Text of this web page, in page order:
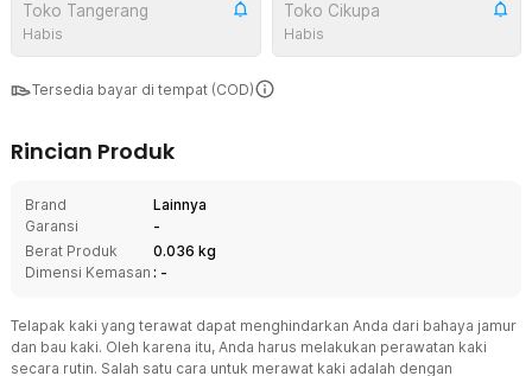
Toko Tangerang
Habis
Toko Cikupa
Habis
Tersedia bayar di tempat (COD)
Rincian Produk
Brand
Lainnya
Garansi
-
Berat Produk
0.036 kg
Dimensi Kemasan : -
Telapak kaki yang terawat dapat menghindarkan Anda dari bahaya jamur
dan bau kaki. Oleh karena itu, Anda harus melakukan perawatan kaki
secara rutin. Salah satu cara untuk merawat kaki adalah dengan